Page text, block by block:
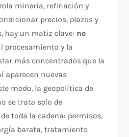
minería, refinación y
precios, plazos y
hay un matiz clave: no
procesamiento y la
más concentrados que la
aparecen nuevas
modo, la geopolítica de
se trata solo de
toda la cadena: permisos,
barata, tratamiento